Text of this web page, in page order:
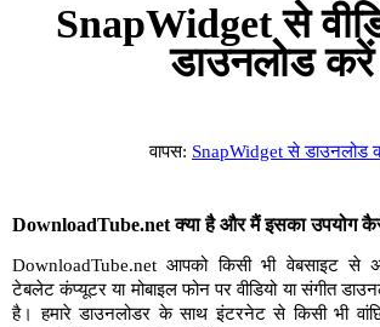
SnapWidget से
डाउनलोड करें
वापस: SnapWidget से डाउनलोड
DownloadTube.net क्या है और मैं इसका उपयोग
DownloadTube.net आपको किसी भी वेबसाइट से
टेबलेट कंप्यूटर या मोबाइल फोन पर वीडियो या संगीत
है। हमारे डाउनलोडर के साथ इंटरनेट से किसी भी